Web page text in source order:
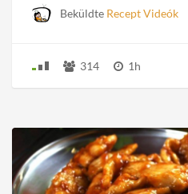
Beküldte Recept Videók
314 1h